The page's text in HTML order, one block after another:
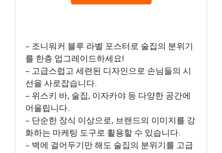
– 조니워커 블루 라벨 포스터로 술집의 분위기
를 한층 업그레이드하세요!
– 고급스럽고 세련된 디자인으로 손님들의 시
선을 사로잡습니다.
– 위스키 바, 술집, 이자카야 등 다양한 공간에
어울립니다.
– 단순한 장식 이상으로, 브랜드의 이미지를 강
화하는 마케팅 도구로 활용할 수 있습니다.
– 벽에 걸어두기만 해도 술집의 분위기를 고급